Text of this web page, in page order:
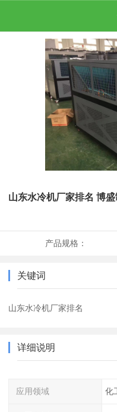
山东水冷机厂家排名 博
产品规格：
关键词
山东水冷机厂家排名
详细说明
应用领域 化